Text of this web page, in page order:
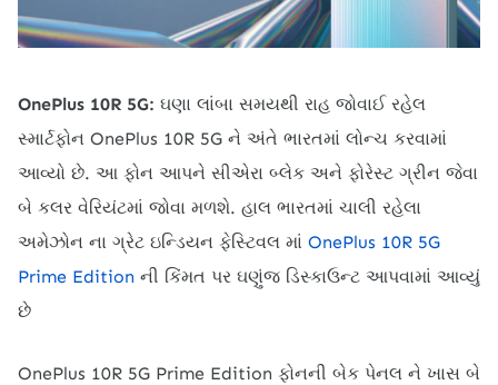
OnePlus 10R 5G: ઘણા લાંબા સમયથી રાહ જોવાઈ રહેલ
સ્માર્ટફોન OnePlus 10R 5G ને અંતે ભારતમાં લોન્ચ કરવામાં
આવ્યો છે. આ ફોન આપને સીએરા બ્લેક અને ફોરેસ્ટ ગ્રીન જેવા
બે કલર વેરિયંટમાં જોવા મળશે. હાલ ભારતમાં ચાલી રહેલા
અમેઝોન ના ગ્રેટ ઇન્ડિયન ફેસ્ટિવલ માં OnePlus 10R 5G
Prime Edition ની કિંમત પર ઘણુંજ ડિસ્કાઉન્ટ આપવામાં આવ્યું
છે
OnePlus 10R 5G Prime Edition ફોનની બેક પેનલ ને ખાસ બે